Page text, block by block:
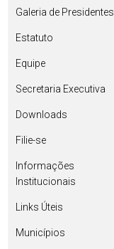
Galeria de Presidentes
Estatuto
Equipe
Secretaria Executiva
Downloads
Filie-se
Informações
Institucionais
Links Úteis
Municípios